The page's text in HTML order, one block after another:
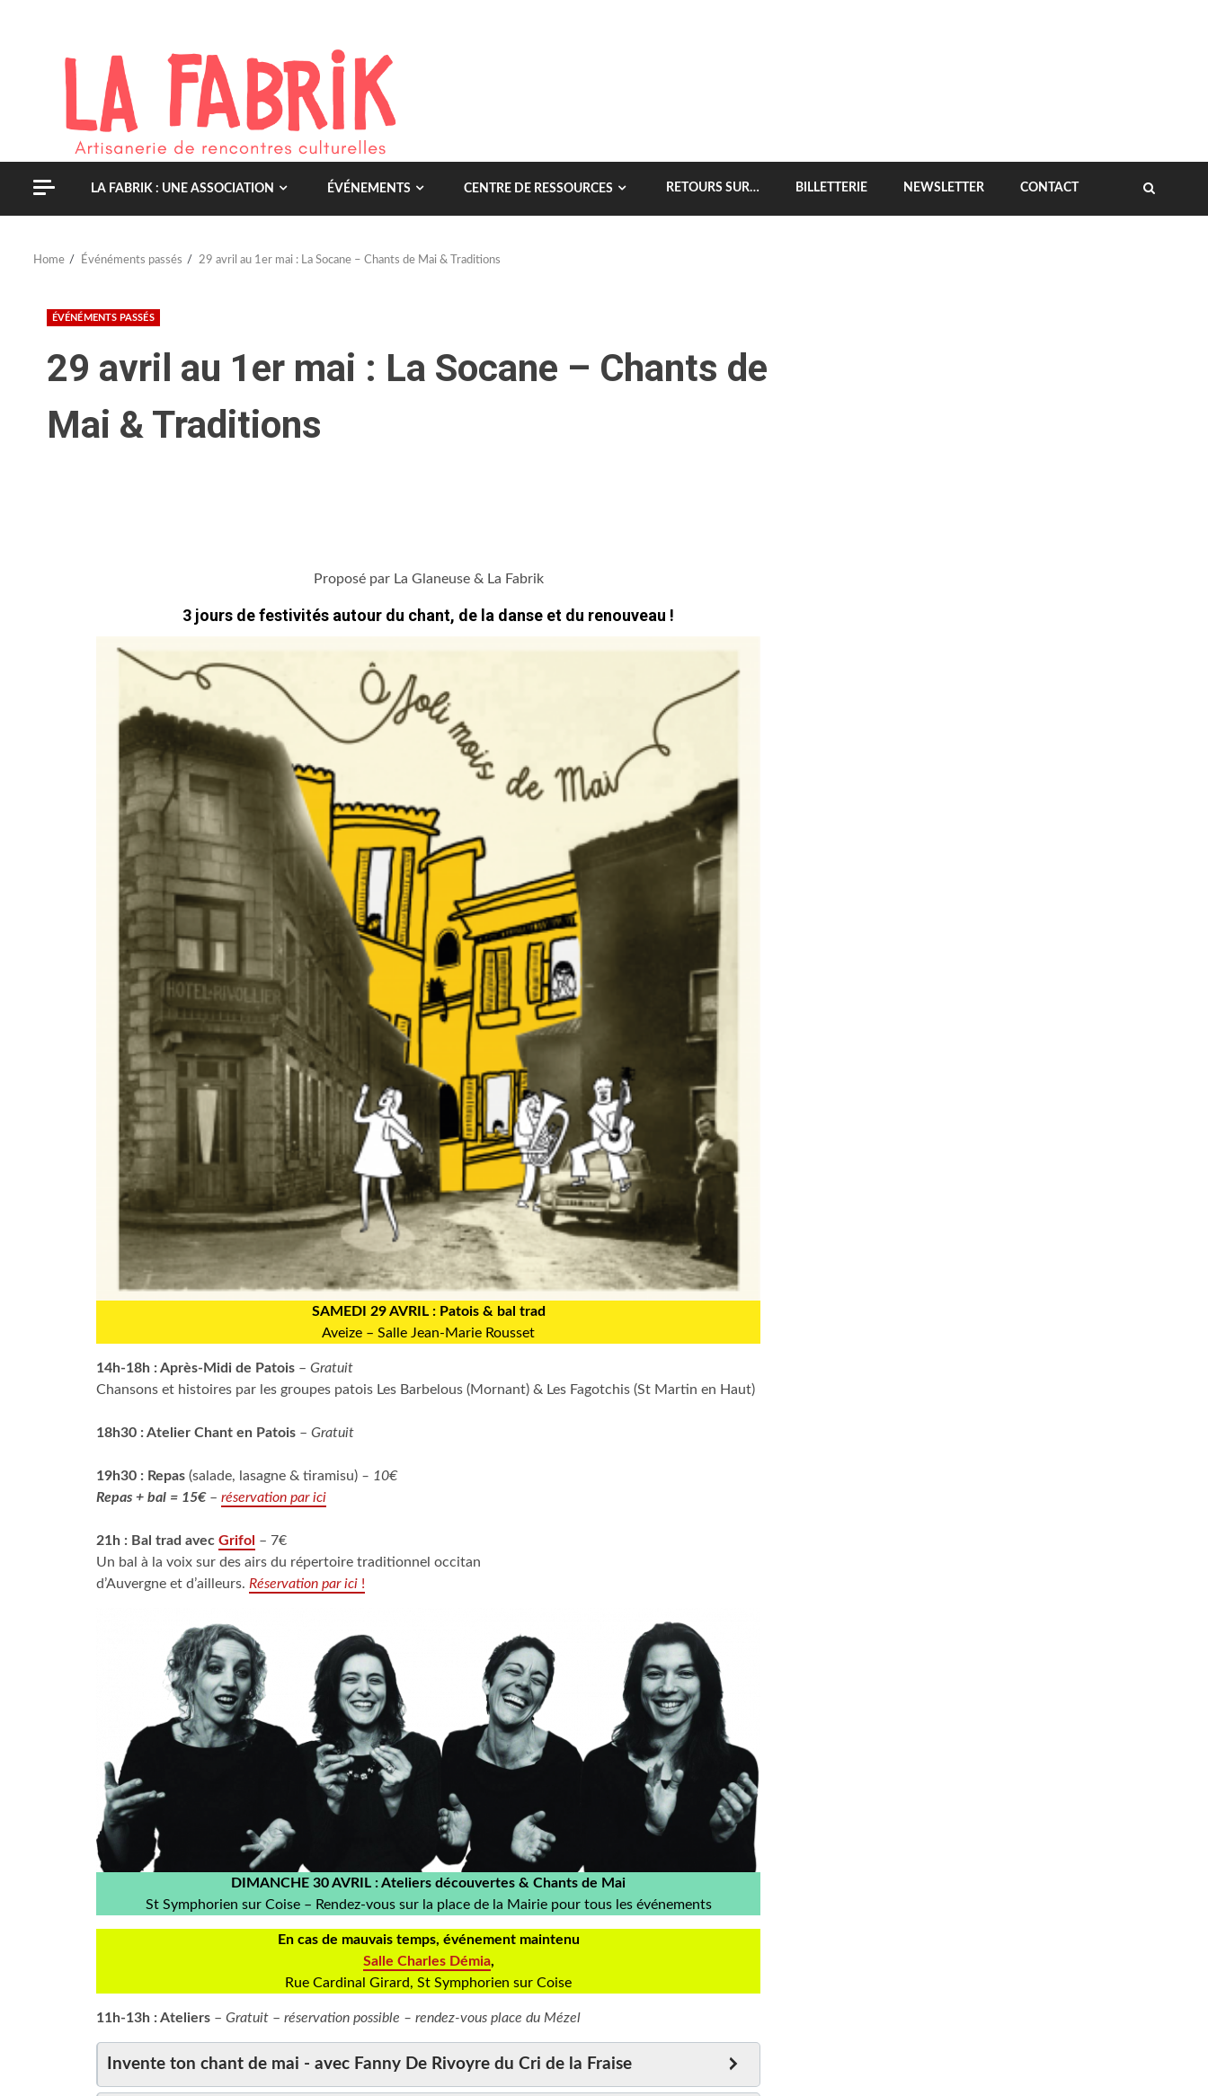
LA FABRIK : UNE ASSOCIATION ÉVÉNEMENTS CENTRE DE RESSOURCES RETOURS SUR… BILLETTERIE NEWSLETTER CONTACT
Home Événéments passés 29 avril au 1er mai : La Socane – Chants de Mai & Traditions
ÉVÉNÉMENTS PASSÉS
29 avril au 1er mai : La Socane – Chants de
Mai & Traditions
Proposé par La Glaneuse & La Fabrik
3 jours de festivités autour du chant, de la danse et du renouveau !
SAMEDI 29 AVRIL : Patois & bal trad
Aveize – Salle Jean-Marie Rousset
14h-18h : Après-Midi de Patois – Gratuit
Chansons et histoires par les groupes patois Les Barbelous (Mornant) & Les Fagotchis (St Martin en Haut)
18h30 : Atelier Chant en Patois – Gratuit
19h30 : Repas (salade, lasagne & tiramisu) – 10€
Repas + bal = 15€– réservation par ici
21h : Bal trad avec Grifol – 7€
Un bal à la voix sur des airs du répertoire traditionnel occitan
d’Auvergne et d’ailleurs. Réservation par ici !
DIMANCHE 30 AVRIL : Ateliers découvertes & Chants de Mai
St Symphorien sur Coise – Rendez-vous sur la place de la Mairie pour tous les événements
En cas de mauvais temps, événement maintenu
Salle Charles Démia,
Rue Cardinal Girard, St Symphorien sur Coise
11h-13h : Ateliers – Gratuit – réservation possible – rendez-vous place du Mézel
Invente ton chant de mai - avec Fanny De Rivoyre du Cri de la Fraise